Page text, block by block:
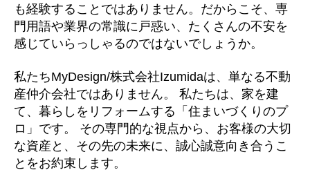
も経験することではありません。だからこそ、専
門用語や業界の常識に戸惑い、たくさんの不安を
感じていらっしゃるのではないでしょうか。
私たちMyDesign/株式会社Izumidaは、単なる不動
産仲介会社ではありません。 私たちは、家を建
て、暮らしをリフォームする「住まいづくりのプ
ロ」です。 その専門的な視点から、お客様の大切
な資産と、その先の未来に、誠心誠意向き合うこ
とをお約束します。